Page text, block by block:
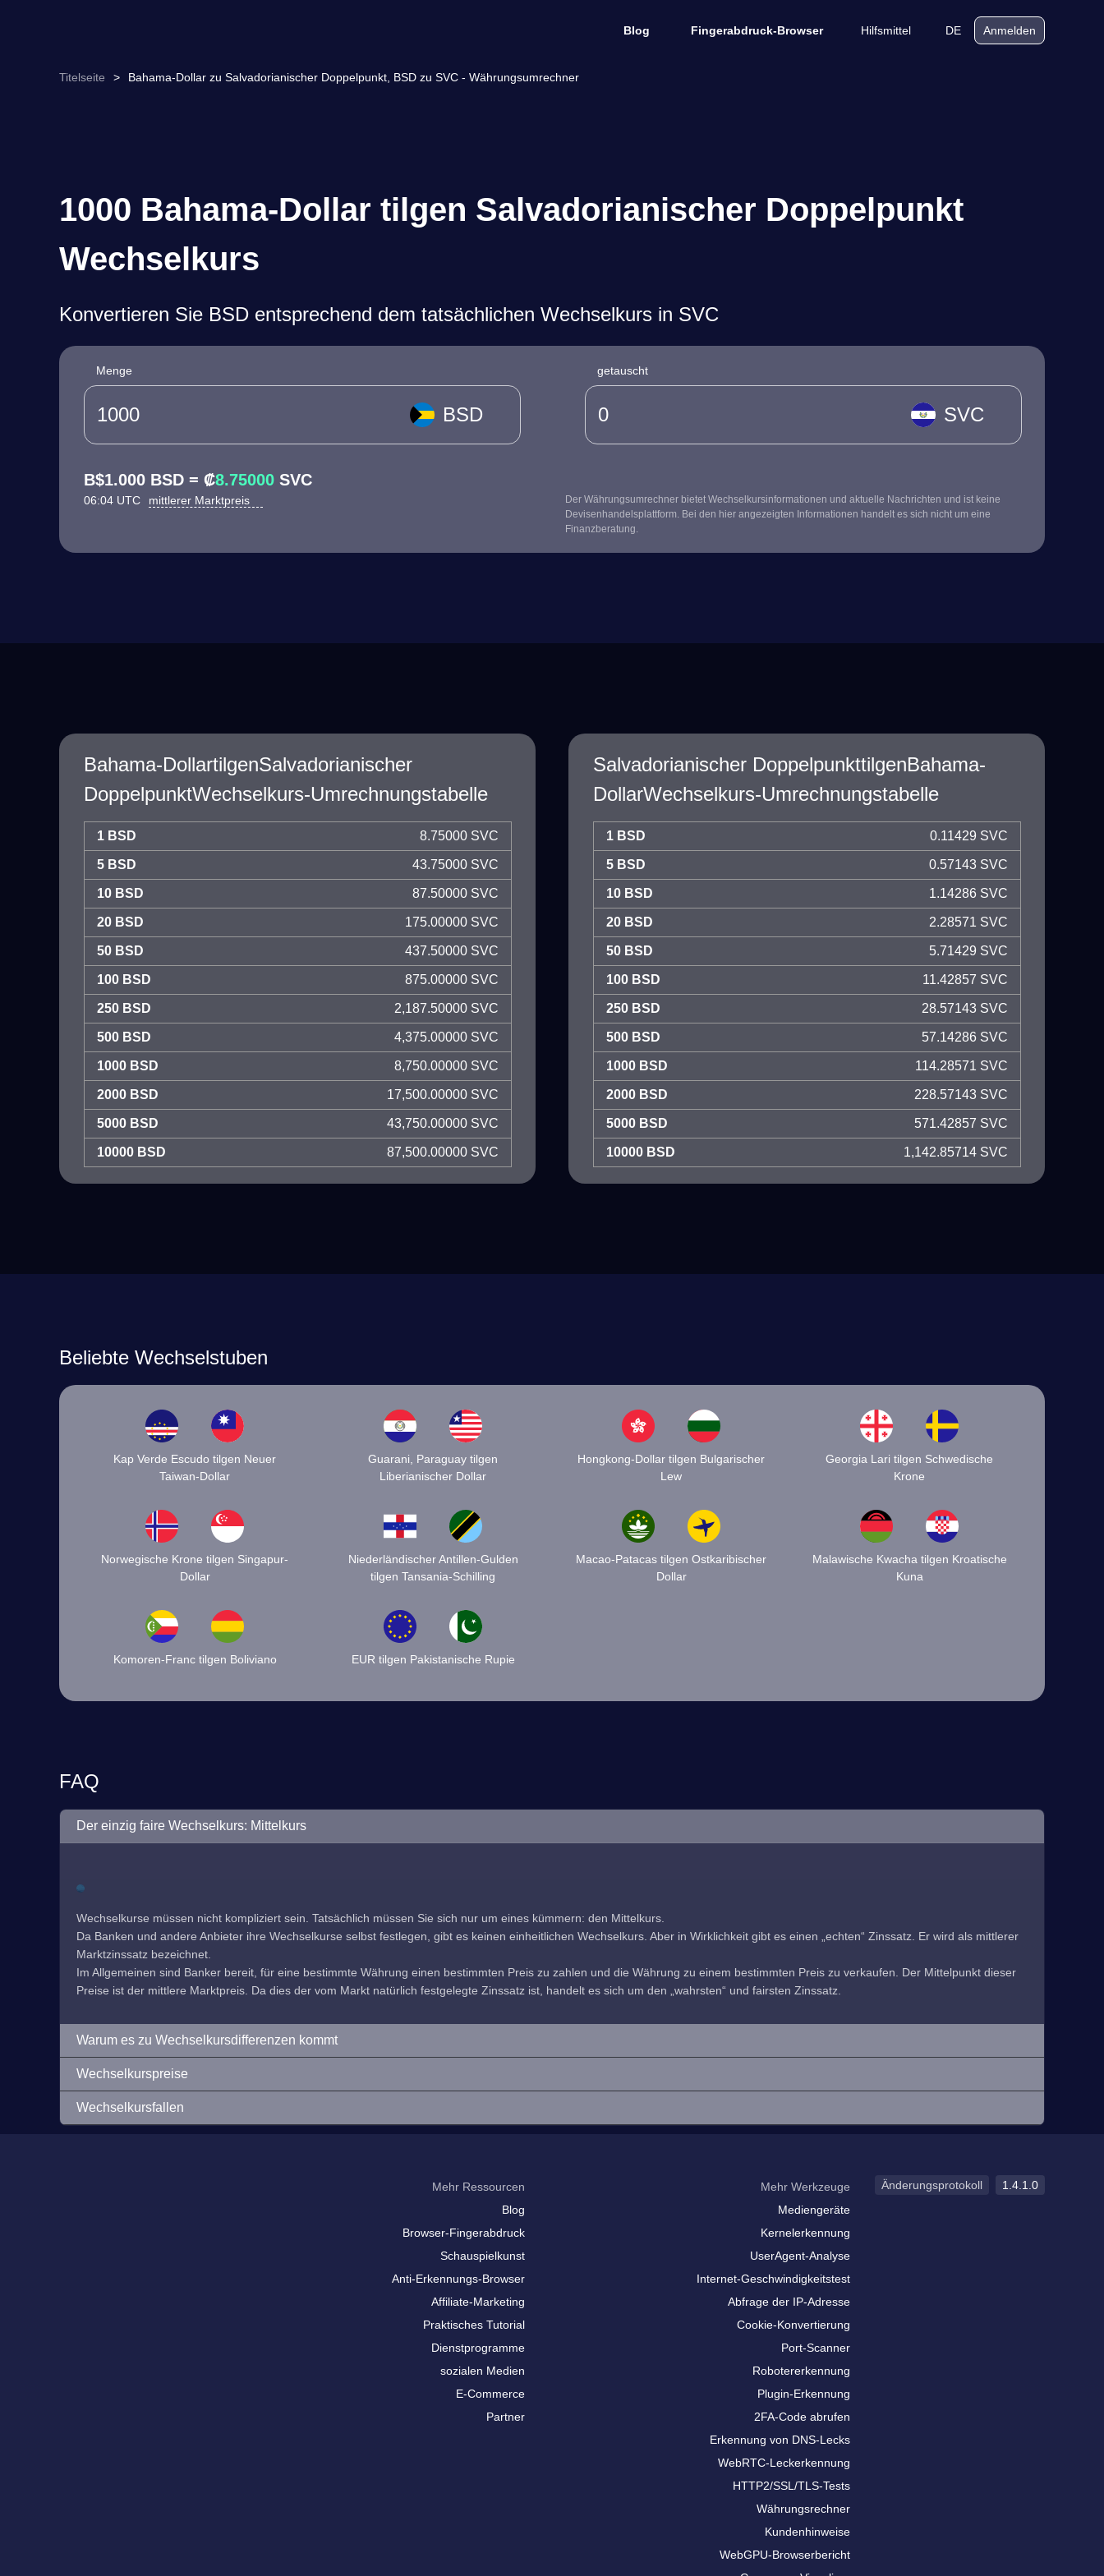
Blog Fingerabdruck-Browser Hilfsmittel DE Anmelden
Titelseite > Bahama-Dollar zu Salvadorianischer Doppelpunkt, BSD zu SVC - Währungsumrechner
1000 Bahama-Dollar tilgen Salvadorianischer Doppelpunkt
Wechselkurs
Konvertieren Sie BSD entsprechend dem tatsächlichen Wechselkurs in SVC
Menge
BSD
getauscht
SVC
B$1.000 BSD = ₡8.75000 SVC
06:04 UTC mittlerer Marktpreis
Der Währungsumrechner bietet Wechselkursinformationen und aktuelle Nachrichten und ist keine
Devisenhandelsplattform. Bei den hier angezeigten Informationen handelt es sich nicht um eine
Finanzberatung.
Bahama-DollartilgenSalvadorianischer
DoppelpunktWechselkurs-Umrechnungstabelle
1 BSD 8.75000 SVC
5 BSD 43.75000 SVC
10 BSD 87.50000 SVC
20 BSD 175.00000 SVC
50 BSD 437.50000 SVC
100 BSD 875.00000 SVC
250 BSD 2,187.50000 SVC
500 BSD 4,375.00000 SVC
1000 BSD 8,750.00000 SVC
2000 BSD 17,500.00000 SVC
5000 BSD 43,750.00000 SVC
10000 BSD 87,500.00000 SVC
Salvadorianischer DoppelpunkttilgenBahama-
DollarWechselkurs-Umrechnungstabelle
1 BSD 0.11429 SVC
5 BSD 0.57143 SVC
10 BSD 1.14286 SVC
20 BSD 2.28571 SVC
50 BSD 5.71429 SVC
100 BSD 11.42857 SVC
250 BSD 28.57143 SVC
500 BSD 57.14286 SVC
1000 BSD 114.28571 SVC
2000 BSD 228.57143 SVC
5000 BSD 571.42857 SVC
10000 BSD 1,142.85714 SVC
Beliebte Wechselstuben
Kap Verde Escudo tilgen Neuer
Taiwan-Dollar
Guarani, Paraguay tilgen
Liberianischer Dollar
Hongkong-Dollar tilgen Bulgarischer
Lew
Georgia Lari tilgen Schwedische
Krone
Norwegische Krone tilgen Singapur-
Dollar
Niederländischer Antillen-Gulden
tilgen Tansania-Schilling
Macao-Patacas tilgen Ostkaribischer
Dollar
Malawische Kwacha tilgen Kroatische
Kuna
Komoren-Franc tilgen Boliviano EUR tilgen Pakistanische Rupie
FAQ
Der einzig faire Wechselkurs: Mittelkurs
Wechselkurse müssen nicht kompliziert sein. Tatsächlich müssen Sie sich nur um eines kümmern: den Mittelkurs.
Da Banken und andere Anbieter ihre Wechselkurse selbst festlegen, gibt es keinen einheitlichen Wechselkurs. Aber in Wirklichkeit gibt es einen „echten“ Zinssatz. Er wird als mittlerer
Marktzinssatz bezeichnet.
Im Allgemeinen sind Banker bereit, für eine bestimmte Währung einen bestimmten Preis zu zahlen und die Währung zu einem bestimmten Preis zu verkaufen. Der Mittelpunkt dieser
Preise ist der mittlere Marktpreis. Da dies der vom Markt natürlich festgelegte Zinssatz ist, handelt es sich um den „wahrsten“ und fairsten Zinssatz.
Warum es zu Wechselkursdifferenzen kommt
Wechselkurspreise
Wechselkursfallen
Mehr Ressourcen
Blog
Browser-Fingerabdruck
Schauspielkunst
Anti-Erkennungs-Browser
Affiliate-Marketing
Praktisches Tutorial
Dienstprogramme
sozialen Medien
E-Commerce
Partner
Mehr Werkzeuge
Mediengeräte
Kernelerkennung
UserAgent-Analyse
Internet-Geschwindigkeitstest
Abfrage der IP-Adresse
Cookie-Konvertierung
Port-Scanner
Robotererkennung
Plugin-Erkennung
2FA-Code abrufen
Erkennung von DNS-Lecks
WebRTC-Leckerkennung
HTTP2/SSL/TLS-Tests
Währungsrechner
Kundenhinweise
WebGPU-Browserbericht
Änderungsprotokoll 1.4.1.0